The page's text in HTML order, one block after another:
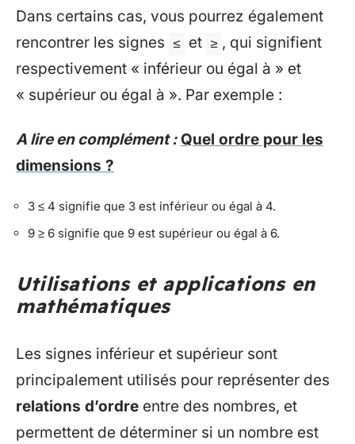
Dans certains cas, vous pourrez également
rencontrer les signes
≤ et ≥ , qui signifient
respectivement « inférieur ou égal à » et
« supérieur ou égal à ». Par exemple :
A lire en complément : Quel ordre pour les
dimensions ?
3 ≤ 4 signifie que 3 est inférieur ou égal à 4.
9 ≥ 6 signifie que 9 est supérieur ou égal à 6.
Utilisations et applications en
mathématiques
Les signes inférieur et supérieur sont
principalement utilisés pour représenter des
relations d’ordre entre des nombres, et
permettent de déterminer si un nombre est